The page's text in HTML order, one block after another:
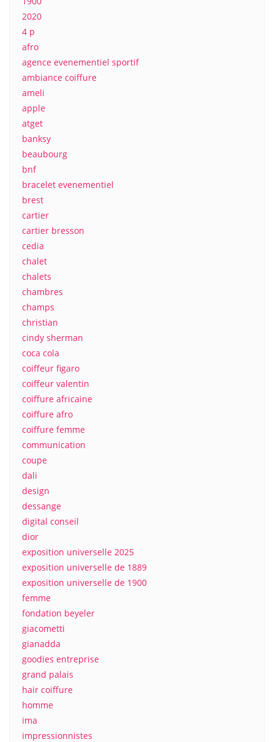
2020
4 p
afro
agence evenementiel sportif
ambiance coiffure
ameli
apple
atget
banksy
beaubourg
bnf
bracelet evenementiel
brest
cartier
cartier bresson
cedia
chalet
chalets
chambres
champs
christian
cindy sherman
coca cola
coiffeur figaro
coiffeur valentin
coiffure africaine
coiffure afro
coiffure femme
communication
coupe
dali
design
dessange
digital conseil
dior
exposition universelle 2025
exposition universelle de 1889
exposition universelle de 1900
femme
fondation beyeler
giacometti
gianadda
goodies entreprise
grand palais
hair coiffure
homme
ima
impressionnistes